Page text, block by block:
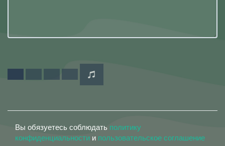
Вы обязуетесь соблюдать политику
конфиденциальности и пользовательское соглашение